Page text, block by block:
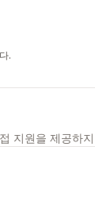
.
지원을 제공하